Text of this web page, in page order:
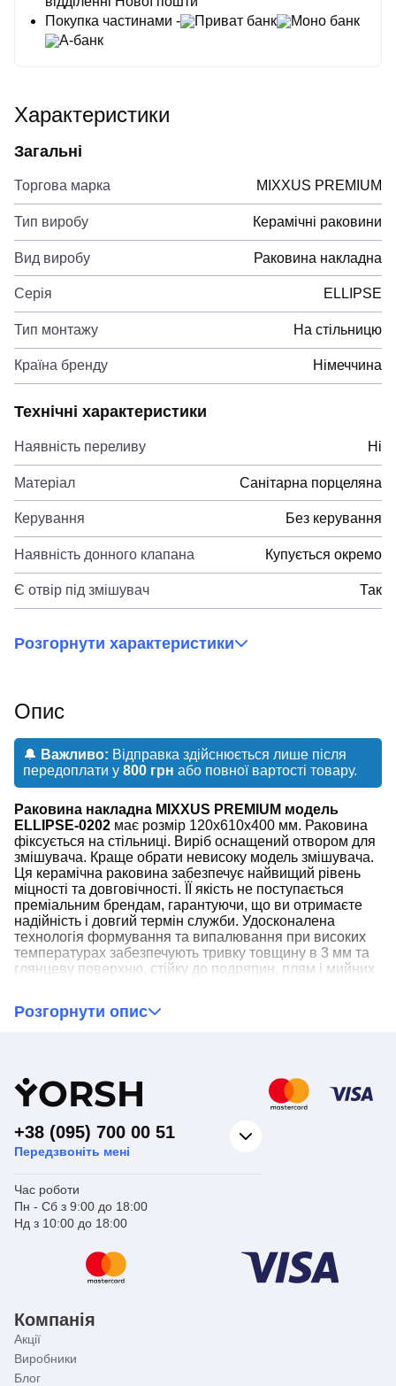
Покупка частинами -
Приват банк
Моно банк
А-банк
Характеристики
Загальні
Торгова марка MIXXUS PREMIUM
Тип виробу Керамічні раковини
Вид виробу Раковина накладна
Серія ELLIPSE
Тип монтажу На стільницю
Країна бренду Німеччина
Технічні характеристики
Наявність переливу Ні
Матеріал Санітарна порцеляна
Керування Без керування
Наявність донного клапана Купується окремо
Є отвір під змішувач Так
Розгорнути характеристики
Опис
🔔 Важливо: Відправка здійснюється лише після
передоплати у 800 грн або повної вартості товару.
Раковина накладна MIXXUS PREMIUM модель
ELLIPSE-0202 має розмір 120x610x400 мм. Раковина
фіксується на стільниці. Виріб оснащений отвором для
змішувача. Краще обрати невисоку модель змішувача.
Ця керамічна раковина забезпечує найвищий рівень
міцності та довговічності. ЇЇ якість не поступається
преміальним брендам, гарантуючи, що ви отримаєте
надійність і довгий термін служби. Удосконалена
технологія формування та випалювання при високих
температурах забезпечують тривку товщину в 3 мм та
глянцеву поверхню, стійку до подряпин, плям і мийних
розкішних будинків. Стильний і сучасний зовнішній
який дизайн.
❗Зверніть увагу!❗
та правдивої інформації в описі товару. Проте
джерелом інформації є виробник. Він залишає за
собою право вносити зміни до конструкції
без попереднього повідомлення. Тому граничні
відхилення від розмірів можуть змінюватись у
Розгорнути опис
YORSH
+38 (095) 700 00 51
Передзвоніть мені
Час роботи
Пн - Сб з 9:00 до 18:00
Нд з 10:00 до 18:00
Компанія
Акції
Виробники
Блог